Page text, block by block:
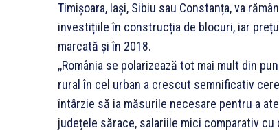
Timișoara, Iași, Sibiu sau Constanța, va
investițiile în construcția de blocuri, iar
marcată și în 2018.
,,România se polarizează tot mai mult din
rural în cel urban a crescut semnificativ
întârzie să ia măsurile necesare pentru a
județele sărace, salariile mici comparativ